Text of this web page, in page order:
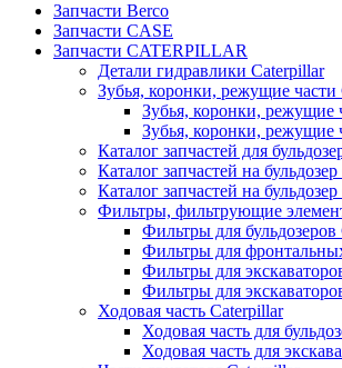
Запчасти Berco
Запчасти CASE
Запчасти CATERPILLAR
Детали гидравлики Caterpillar
Зубья, коронки, режущие части
Зубья, коронки, режущие
Зубья, коронки, режущие
Каталог запчастей для
Каталог запчастей на
Каталог запчастей на
Фильтры, фильтрующие
Фильтры для бульдозеров
Фильтры для
Фильтры для
Фильтры для
Ходовая часть Caterpillar
Ходовая часть для
Ходовая часть для